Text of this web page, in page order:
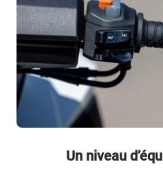
Un niveau